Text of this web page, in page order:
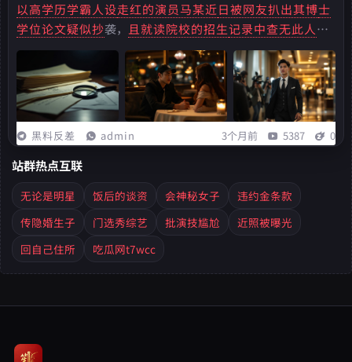
以高学历学霸人设走红的演员马某近日被网友扒出其博士
学位论文疑似抄袭， 且就读院校的招生记录中查无此人，
人设崩塌在即
。亲爱的读者们，你是否也和我一样，对娱乐
圈的八卦新闻充满了好奇？那些光鲜亮丽的明星们，在镜头
背后又有着怎样的故事呢 ？...
黑料反差 admin 3个月前 5387 0
站群热点互联
无论是明星 饭后的谈资 会神秘女子
违约金条款
传隐婚生子
门选秀综艺 批演技尴尬
近照被曝光
回自己住所
吃瓜网t7wcc